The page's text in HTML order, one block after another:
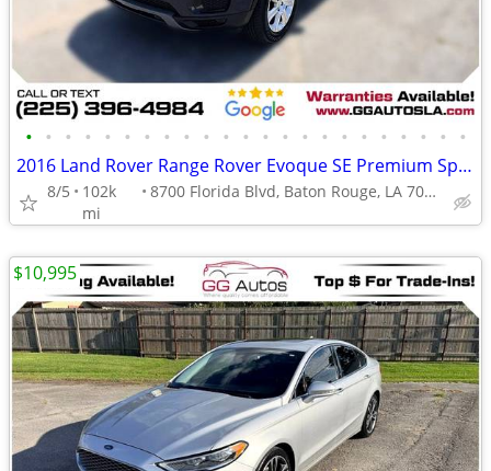
• • • • • • • • • • • • • • • • • • • • • • •
2016 Land Rover Range Rover Evoque SE Premium Sport Utility 4D
8/5
102k
mi
8700 Florida Blvd, Baton Rouge, LA 70815
$10,995